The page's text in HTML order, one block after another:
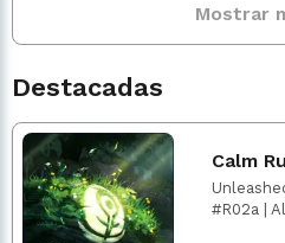
Mostrar
Destacadas
Calm
#R02a |